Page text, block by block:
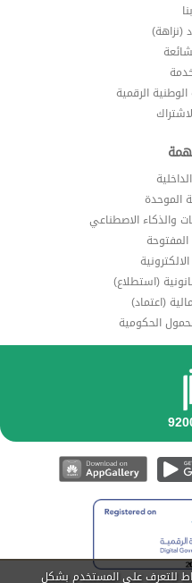
(نزاهة)
الرقمية
الموحدة
والذكاء الاصطناعي
المفتوحة
(استطلاع)
(اعتماد)
الحكومية
للتعرف على المستخدم بشكل